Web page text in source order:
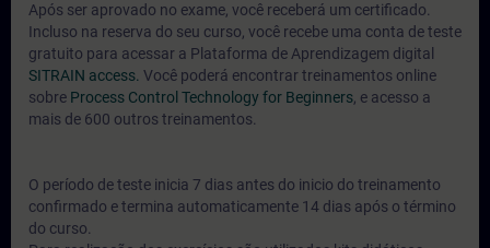
Após ser aprovado no exame, você receberá um certificado.
Incluso na reserva do seu curso, você recebe uma conta de teste
gratuito para acessar a Plataforma de Aprendizagem digital
SITRAIN access. Você poderá encontrar treinamentos online
sobre Process Control Technology for Beginners, e acesso a
mais de 600 outros treinamentos.
O período de teste inicia 7 dias antes do inicio do treinamento
confirmado e termina automaticamente 14 dias após o término
do curso.